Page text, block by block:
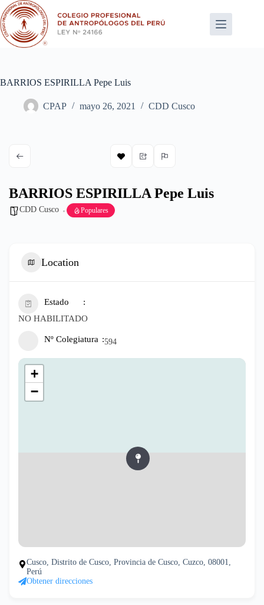
Saltar
al
contenido
BARRIOS ESPIRILLA Pepe Luis
CPAP mayo 26, 2021 CDD Cusco
BARRIOS ESPIRILLA Pepe Luis
CDD Cusco Populares
Location
Estado
NO HABILITADO
Nº Colegiatura 594
+
−
Cusco, Distrito de Cusco, Provincia de Cusco, Cuzco, 08001,
Perú
Obtener direcciones